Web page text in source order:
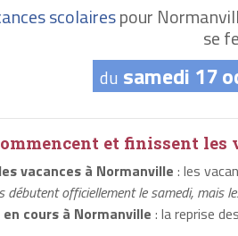
scolairespour
se
du samedi 17
et finissent les
vacances à Normanville : les
débutent officiellement le samedi, mais
en cours à Normanville : la reprise